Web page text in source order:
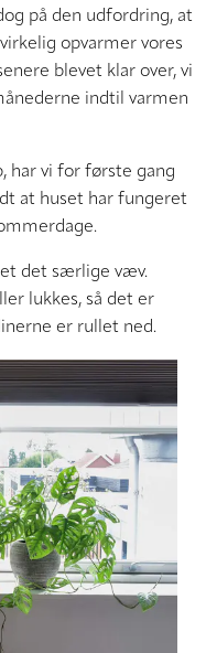
på den udfordring, at
opvarmer vores
blevet klar over, vi
indtil varmen
har vi for første gang
at huset har fungeret
det særlige væv.
lukkes, så det er
er rullet ned.